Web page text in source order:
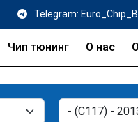
Telegram:
Чип тюнинг О нас